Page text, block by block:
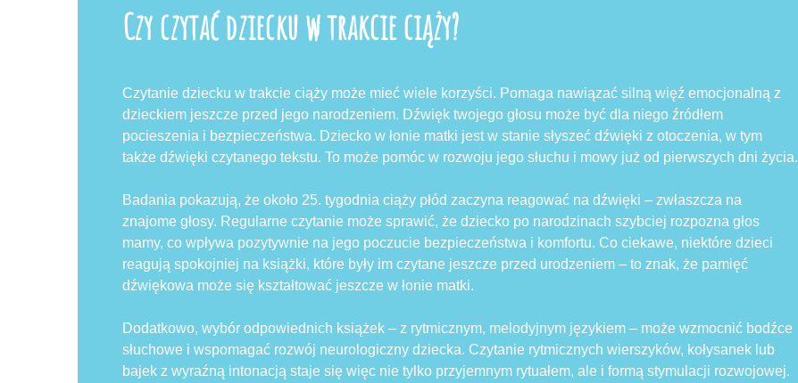
Czy czytać dziecku w trakcie ciąży?
Czytanie dziecku w trakcie ciąży może mieć wiele korzyści. Pomaga nawiązać silną więź emocjonalną z
dzieckiem jeszcze przed jego narodzeniem. Dźwięk twojego głosu może być dla niego źródłem
pocieszenia i bezpieczeństwa. Dziecko w łonie matki jest w stanie słyszeć dźwięki z otoczenia, w tym
także dźwięki czytanego tekstu. To może pomóc w rozwoju jego słuchu i mowy już od pierwszych dni życia.
Badania pokazują, że około 25. tygodnia ciąży płód zaczyna reagować na dźwięki – zwłaszcza na
znajome głosy. Regularne czytanie może sprawić, że dziecko po narodzinach szybciej rozpozna głos
mamy, co wpływa pozytywnie na jego poczucie bezpieczeństwa i komfortu. Co ciekawe, niektóre dzieci
reagują spokojniej na książki, które były im czytane jeszcze przed urodzeniem – to znak, że pamięć
dźwiękowa może się kształtować jeszcze w łonie matki.
Dodatkowo, wybór odpowiednich książek – z rytmicznym, melodyjnym językiem – może wzmocnić bodźce
słuchowe i wspomagać rozwój neurologiczny dziecka. Czytanie rytmicznych wierszyków, kołysanek lub
bajek z wyraźną intonacją staje się więc nie tylko przyjemnym rytuałem, ale i formą stymulacji rozwojowej.